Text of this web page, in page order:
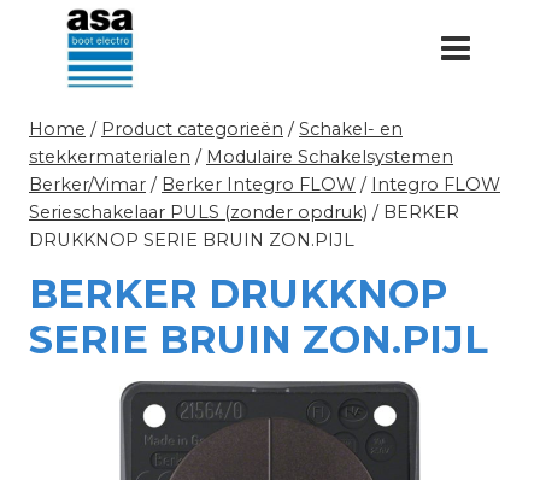
Doorgaan
inhoud
Home / Product categorieën / Schakel- en
stekkermaterialen / Modulaire Schakelsystemen
Berker/Vimar / Berker Integro FLOW / Integro FLOW
Serieschakelaar PULS (zonder opdruk) / BERKER
DRUKKNOP SERIE BRUIN ZON.PIJL
BERKER DRUKKNOP
SERIE BRUIN ZON.PIJL